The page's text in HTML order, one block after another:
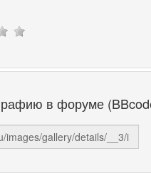
в форуме